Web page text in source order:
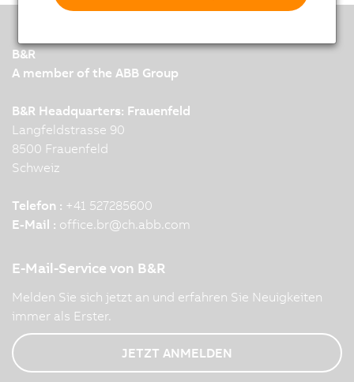
B&R
A member of the ABB Group
B&R Headquarters: Frauenfeld
Langfeldstrasse 90
8500 Frauenfeld
Schweiz
Telefon : +41 527285600
E-Mail : office.br@ch.abb.com
E-Mail-Service von B&R
Melden Sie sich jetzt an und erfahren Sie Neuigkeiten
immer als Erster.
JETZT ANMELDEN